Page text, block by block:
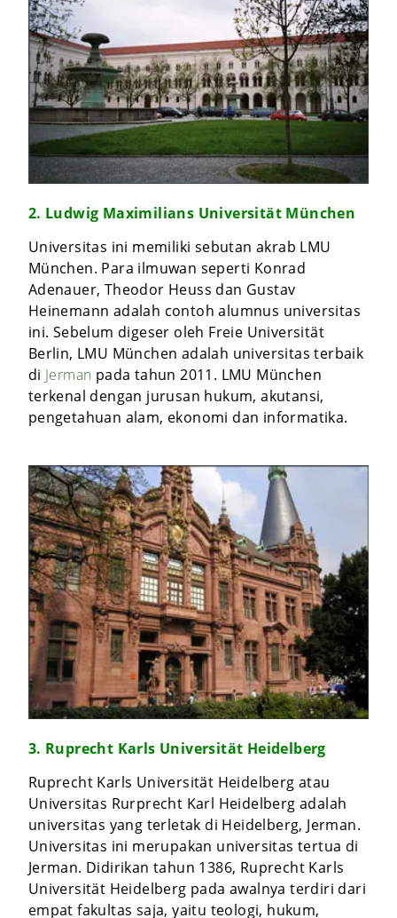
2. Ludwig Maximilians Universität München
Universitas ini memiliki sebutan akrab LMU
München. Para ilmuwan seperti Konrad
Adenauer, Theodor Heuss dan Gustav
Heinemann adalah contoh alumnus universitas
ini. Sebelum digeser oleh Freie Universität
Berlin, LMU München adalah universitas terbaik
di Jerman pada tahun 2011. LMU München
terkenal dengan jurusan hukum, akutansi,
pengetahuan alam, ekonomi dan informatika.
3. Ruprecht Karls Universität Heidelberg
Ruprecht Karls Universität Heidelberg atau
Universitas Rurprecht Karl Heidelberg adalah
universitas yang terletak di Heidelberg, Jerman.
Universitas ini merupakan universitas tertua di
Jerman. Didirikan tahun 1386, Ruprecht Karls
Universität Heidelberg pada awalnya terdiri dari
empat fakultas saja, yaitu teologi, hukum,